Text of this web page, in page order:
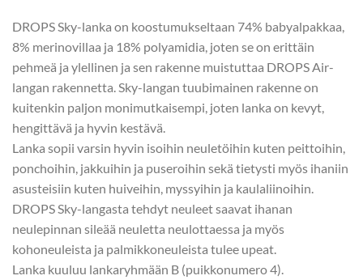
DROPS Sky-lanka on koostumukseltaan 74% babyalpakkaa,
8% merinovillaa ja 18% polyamidia, joten se on erittäin
pehmeä ja ylellinen ja sen rakenne muistuttaa DROPS Air-
langan rakennetta. Sky-langan tuubimainen rakenne on
kuitenkin paljon monimutkaisempi, joten lanka on kevyt,
hengittävä ja hyvin kestävä.
Lanka sopii varsin hyvin isoihin neuletöihin kuten peittoihin,
ponchoihin, jakkuihin ja puseroihin sekä tietysti myös ihaniin
asusteisiin kuten huiveihin, myssyihin ja kaulaliinoihin.
DROPS Sky-langasta tehdyt neuleet saavat ihanan
neulepinnan sileää neuletta neulottaessa ja myös
kohoneuleista ja palmikkoneuleista tulee upeat.
Lanka kuuluu lankaryhmään B (puikkonumero 4).